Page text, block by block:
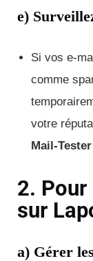
e)
Si vos e-
comme
votre
Mail-Tester
2.
sur
a) Gérer